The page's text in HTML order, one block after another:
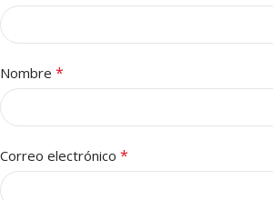
Nombre *
Correo electrónico *